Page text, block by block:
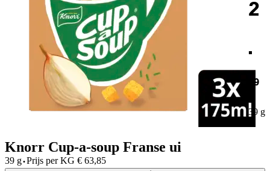
2
.
49
39 g
Knorr Cup-a-soup Franse ui
39 g·Prijs per KG € 63,85